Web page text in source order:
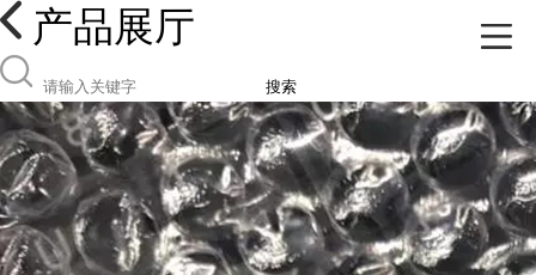
产品展厅
搜索